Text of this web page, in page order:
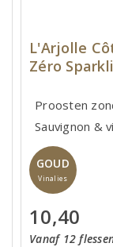
L'Arjolle
Zéro
Proosten
Sauvignon &
GOUD
Vinalies
10,40
Vanaf 12